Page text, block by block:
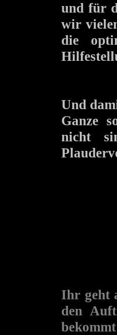
und für
wir
die
Und
Ganze
nicht
Ihr geht
den